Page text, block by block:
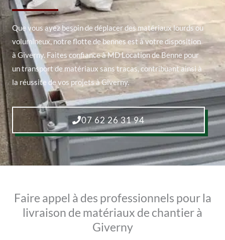
Que vous ayez besoin de déplacer des matériaux lourds ou
volumineux, notre flotte de bennes est à votre disposition
à Giverny. Faites confiance à MD Location de Benne pour
un transport de matériaux sans tracas, contribuant ainsi à
la réussite de vos projets à Giverny.
07 62 26 31 94
Faire appel à des professionnels pour la
livraison de matériaux de chantier à
Giverny